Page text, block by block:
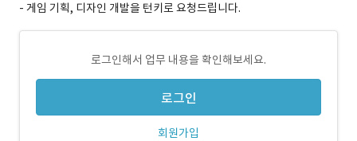
- 게임 기획, 디자인 개발을 턴키로 요청드립니다.
로그인해서 업무 내용을 확인해보세요.
로그인
회원가입